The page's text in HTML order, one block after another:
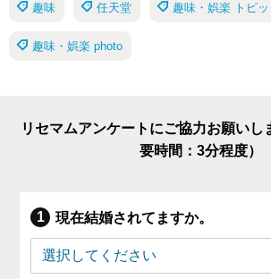
趣味 任天堂 趣味・娯楽 トピッ
趣味・娯楽 photo
リセマムアンケートにご協力お願いし
要時間：3分程度）
現在結婚されてますか。